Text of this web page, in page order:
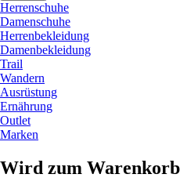
Herrenschuhe
Damenschuhe
Herrenbekleidung
Damenbekleidung
Trail
Wandern
Ausrüstung
Ernährung
Outlet
Marken
Wird zum